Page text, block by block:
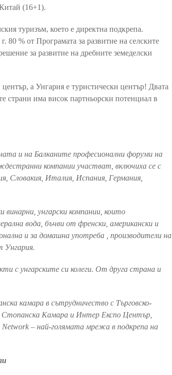
(16+1).
туризъм, което е директна подкрепа.
80 % от Програмата за развитие на селските
за развитие на дребните земеделски
а Унгария е туристически център! Двата
има висок партньорски потенциал в
и на Балканите професионални форуми на
компании участват, включиха се с
Словакия, Италия, Испания, Германия,
унгарски компании, които
вода, бъчви от френски, американски и
и за домашна употреба , производители на
Унгария.
с унгарските си колеги. От друга страна и
камара в сътрудничество с Търговско-
Стопанска Камара и Интер Експо Център,
Network – най-голямата мрежа в подкрепа на